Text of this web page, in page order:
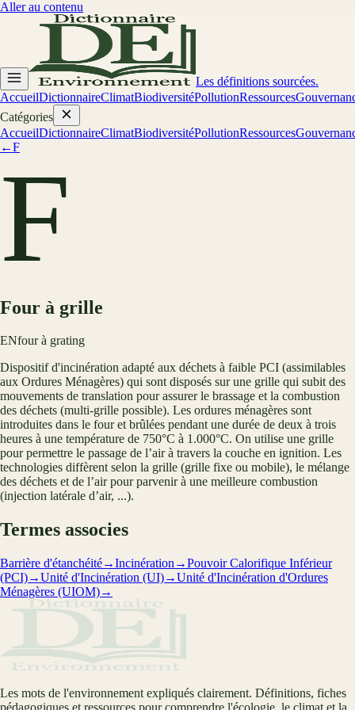
Aller au contenu
Les définitions sourcées.
AccueilDictionnaireClimatBiodiversitéPollutionRessources
Catégories
AccueilDictionnaireClimatBiodiversitéPollutionRessources
←F
F
Four à grille
ENfour à grating
Dispositif d'incinération adapté aux déchets à faible PCI (assimilables
aux Ordures Ménagères) qui sont disposés sur une grille qui subit des
mouvements de translation pour assurer le brassage et la combustion
des déchets (multi-grille possible). Les ordures ménagères sont
introduites dans le four et brûlées pendant une durée de deux à trois
heures à une température de 750°C à 1.000°C. On utilise une grille
pour permettre le passage de l’air à travers la couche en ignition. Les
technologies diffèrent selon la grille (grille fixe ou mobile), le mélange
des déchets et de l’air pour parvenir à une meilleure combustion
(injection latérale d’air, ...).
Termes associes
Barrière d'étanchéité→Incinération →Pouvoir Calorifique Inférieur
(PCI)→Unité d'Incinération (UI)→Unité d'Incinération d'Ordures
Ménagères (UIOM)→
Les mots de l'environnement expliqués clairement. Définitions, fiches
pédagogiques et ressources pour comprendre l'écologie, le climat et la